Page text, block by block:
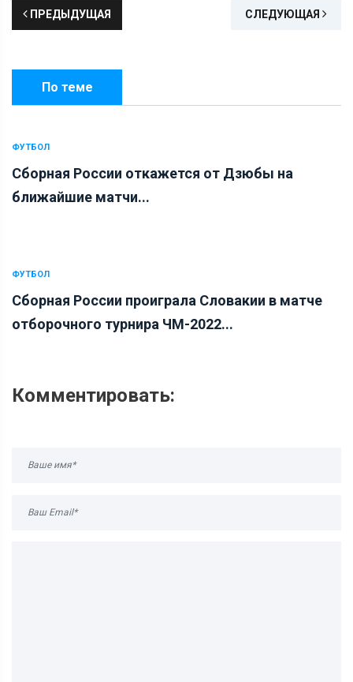
ПРЕДЫДУЩАЯ СЛЕДУЮЩАЯ
По теме
ФУТБОЛ
Сборная России откажется от Дзюбы на
ближайшие матчи...
ФУТБОЛ
Сборная России проиграла Словакии в матче
отборочного турнира ЧМ-2022...
Комментировать: